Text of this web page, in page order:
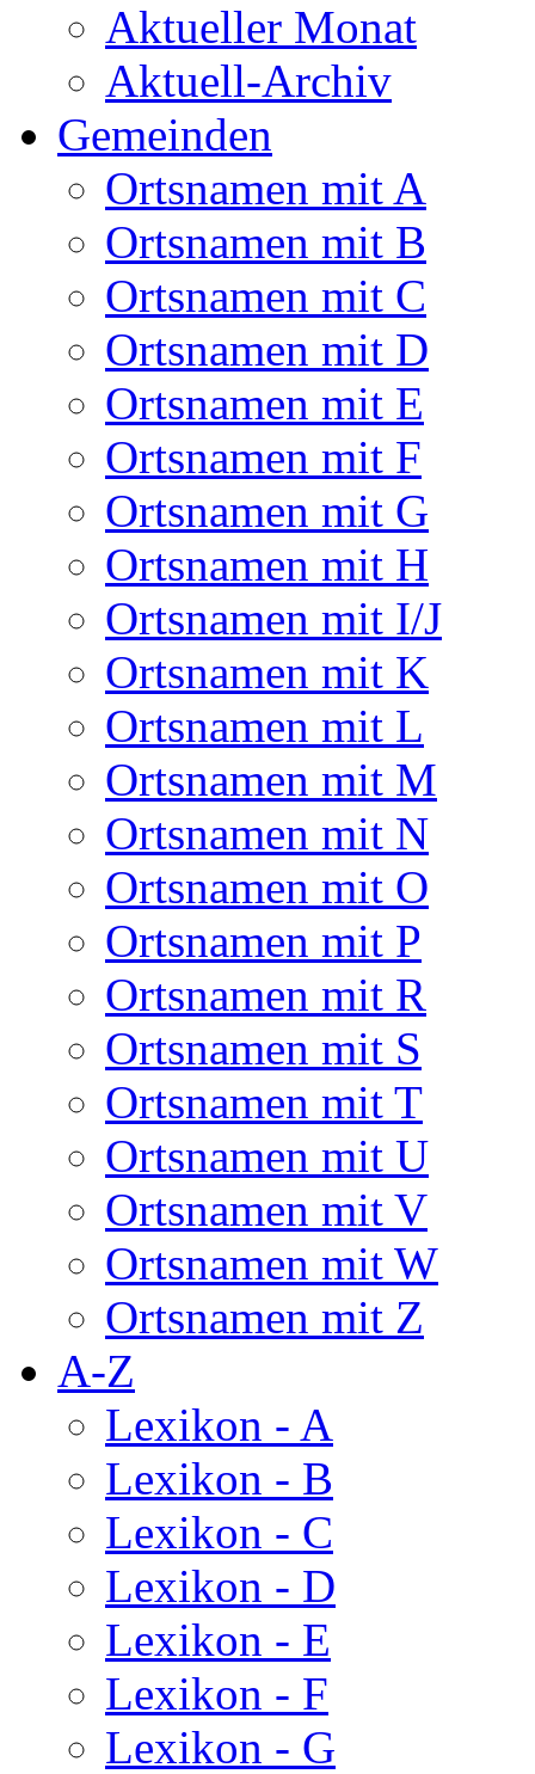
Aktueller Monat
Aktuell-Archiv
Gemeinden
Ortsnamen mit A
Ortsnamen mit B
Ortsnamen mit C
Ortsnamen mit D
Ortsnamen mit E
Ortsnamen mit F
Ortsnamen mit G
Ortsnamen mit H
Ortsnamen mit I/J
Ortsnamen mit K
Ortsnamen mit L
Ortsnamen mit M
Ortsnamen mit N
Ortsnamen mit O
Ortsnamen mit P
Ortsnamen mit R
Ortsnamen mit S
Ortsnamen mit T
Ortsnamen mit U
Ortsnamen mit V
Ortsnamen mit W
Ortsnamen mit Z
A-Z
Lexikon - A
Lexikon - B
Lexikon - C
Lexikon - D
Lexikon - E
Lexikon - F
Lexikon - G